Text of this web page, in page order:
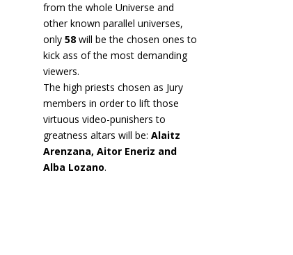
from the whole Universe and
other known parallel universes,
only 58 will be the chosen ones to
kick ass of the most demanding
viewers.
The high priests chosen as Jury
members in order to lift those
virtuous video-punishers to
greatness altars will be:Alaitz
Arenzana, Aitor Eneriz and
Alba Lozano.